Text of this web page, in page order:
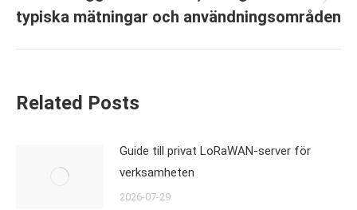
post:
typiska mätningar och användningsområden
Related Posts
Guide till privat LoRaWAN-server för
verksamheten
2026-07-29